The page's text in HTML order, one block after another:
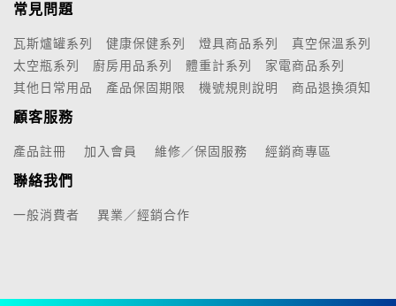
常見問題
瓦斯爐罐系列 健康保健系列 燈具商品系列
真空保溫系列
太空瓶系列
廚房用品系列 體重計系列
家電商品系列
其他日常用品
產品保固期限 機號規則說明 商品退換須知
顧客服務
產品註冊 加入會員 維修／保固服務 經銷商專區
聯絡我們
一般消費者 異業／經銷合作